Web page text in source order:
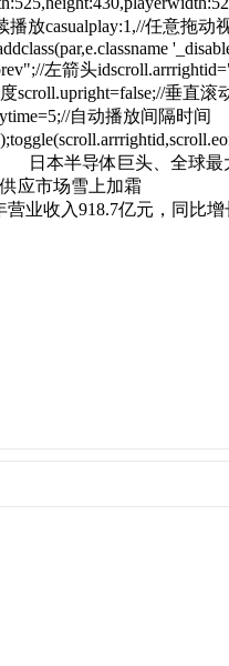
放casualplay:1,//任意拖
左箭头
垂直滚动
自动播放间隔时间
半导体巨头、全球最
供应市场雪上加霜
亿元，同比增长